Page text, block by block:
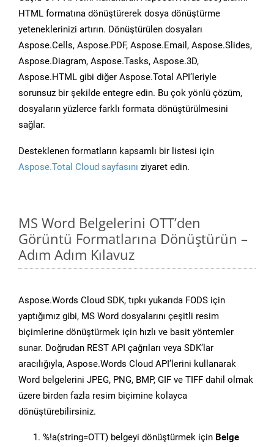
HTML formatına dönüştürerek dosya dönüştürme
yeteneklerinizi artırın. Dönüştürülen dosyaları
Aspose.Cells, Aspose.PDF, Aspose.Email, Aspose.Slides,
Aspose.Diagram, Aspose.Tasks, Aspose.3D,
Aspose.HTML gibi diğer Aspose.Total API’leriyle
sorunsuz bir şekilde entegre edin. Bu çok yönlü çözüm,
dosyaların yüzlerce farklı formata dönüştürülmesini
sağlar.
Desteklenen formatların kapsamlı bir listesi için
Aspose.Total Cloud sayfasını ziyaret edin.
MS Word Belgelerini OTT’den
Görüntü Formatlarına Dönüştürün –
Adım Adım Kılavuz
Aspose.Words Cloud SDK, tıpkı yukarıda FODS için
yaptığımız gibi, MS Word dosyalarını çeşitli resim
biçimlerine dönüştürmek için hızlı ve basit yöntemler
sunar. Doğrudan REST API çağrıları veya SDK’lar
aracılığıyla, Aspose.Words Cloud API’lerini kullanarak
Word belgelerini JPEG, PNG, BMP, GIF ve TIFF dahil olmak
üzere birden fazla resim biçimine kolayca
dönüştürebilirsiniz.
%!a(string=OTT) belgeyi dönüştürmek için Belge